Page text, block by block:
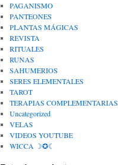
PAGANISMO
PANTEONES
PLANTAS MÁGICAS
REVISTA
RITUALES
RUNAS
SAHUMERIOS
SERES ELEMENTALES
TAROT
TERAPIAS COMPLEMENTARIAS
Uncategorized
VELAS
VIDEOS YOUTUBE
WICCA ☽✪☾